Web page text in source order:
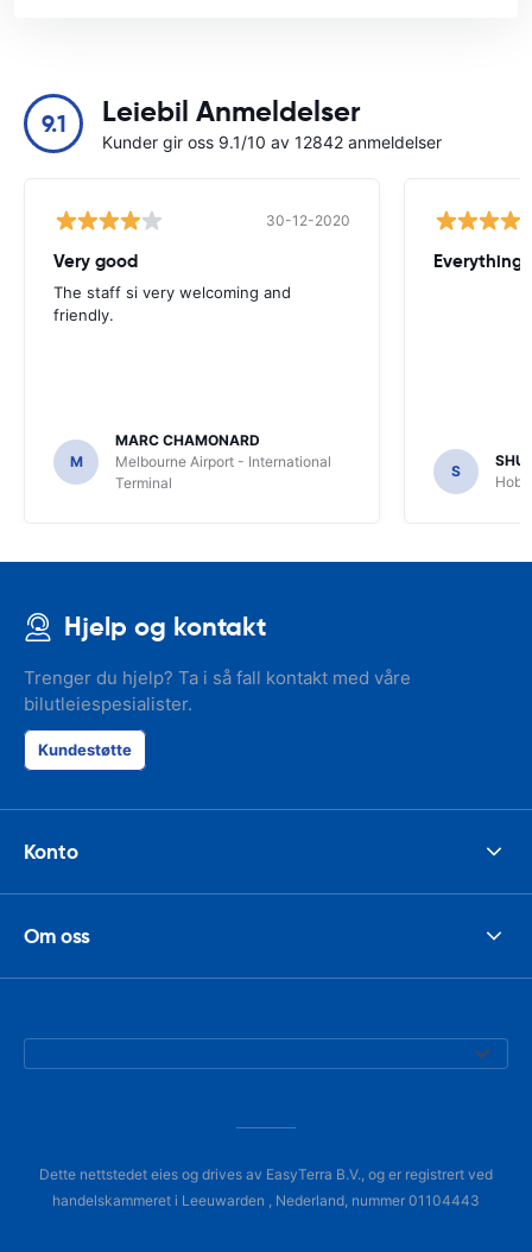
9.1 Leiebil Anmeldelser
Kunder gir oss 9.1/10 av 12842 anmeldelser
30-12-2020
Very good
The staff si very welcoming and
friendly.
M
MARC CHAMONARD
Melbourne Airport - International
Terminal
Everything
S
Hjelp og kontakt
Trenger du hjelp? Ta i så fall kontakt med våre
bilutleiespesialister.
Kundestøtte
Konto
Om oss
Dette nettstedet eies og drives av EasyTerra B.V., og er registrert ved
handelskammeret i Leeuwarden , Nederland, nummer 01104443